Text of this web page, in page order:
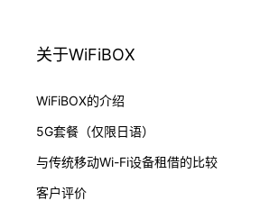
关于WiFiBOX
WiFiBOX的介绍
5G套餐（仅限日语）
与传统移动Wi-Fi设备租借的比较
客户评价